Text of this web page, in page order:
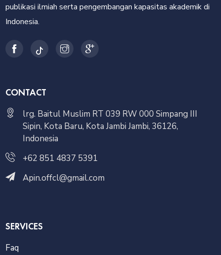
publikasi ilmiah serta pengembangan kapasitas akademik di
Indonesia.
CONTACT
lrg. Baitul Muslim RT 039 RW 000 Simpang III
Sipin, Kota Baru, Kota Jambi Jambi, 36126,
Indonesia
+62 851 4837 5391
Apin.offcl@gmail.com
SERVICES
Faq